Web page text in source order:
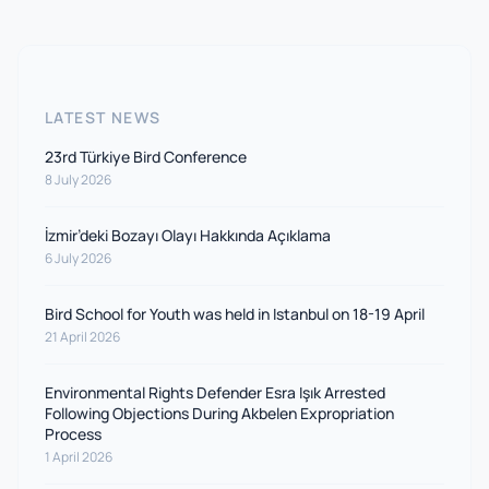
LATEST NEWS
23rd Türkiye Bird Conference
8 July 2026
İzmir’deki Bozayı Olayı Hakkında Açıklama
6 July 2026
Bird School for Youth was held in Istanbul on 18-19 April
21 April 2026
Environmental Rights Defender Esra Işık Arrested
Following Objections During Akbelen Expropriation
Process
1 April 2026